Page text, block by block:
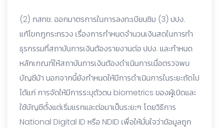
(2) กสทช. ออกมาตรการในการลงทะเบียนซิม (3) ปปง.
แก้ไขกฎกระทรวง เรื่องการกำหนดจำนวนเงินสดในการทำ
ธุรกรรมที่สถาบันการเงินต้องรายงานต่อ ปปง. และกำหนด
หลักเกณฑ์ให้สถาบันการเงินต้องดำเนินการเมื่อตรวจพบ
บัญชีม้า นอกจากนี้ยังกำหนดให้มีการดำเนินการในระยะถัดไป
ได้แก่ การจัดให้มีการระบุตัวตน biometrics ของผู้เปิดและ
ใช้บัญชีตั้งแต่เริ่มแรกและต่อมาเป็นระยะๆ โดยวิธีการ
National Digital ID หรือ NDID เพื่อให้มั่นใจว่าข้อมูลถูก